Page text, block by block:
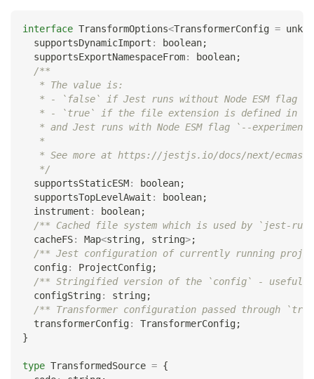
interface TransformOptions<TransformerConfig =
  supportsDynamicImport
: boolean;
  supportsExportNamespaceFrom
: boolean;
/**
   * The value is:
* - `false` if Jest runs without Node ESM flag
* - `true` if the file extension is defined in
* and Jest runs with Node ESM flag `--
   *
* See more at https://jestjs.io/docs/next/
   */
  supportsStaticESM
: boolean;
  supportsTopLevelAwait
: boolean;
  instrument
: boolean;
/** Cached file system which is used by `jest-
  cacheFS
: Map<string, string>;
/** Jest configuration of currently running
  config
: ProjectConfig;
/** Stringified version of the `config` - useful
  configString
: string;
/** Transformer configuration passed through
  transformerConfig
: TransformerConfig;
}
type TransformedSource = {